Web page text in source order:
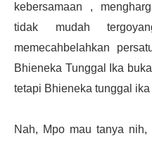
kebersamaan ,
tidak mudah
memecahbelahkan
Bhieneka Tunggal Ika
tetapi Bhieneka tunggal
Nah, Mpo mau tanya